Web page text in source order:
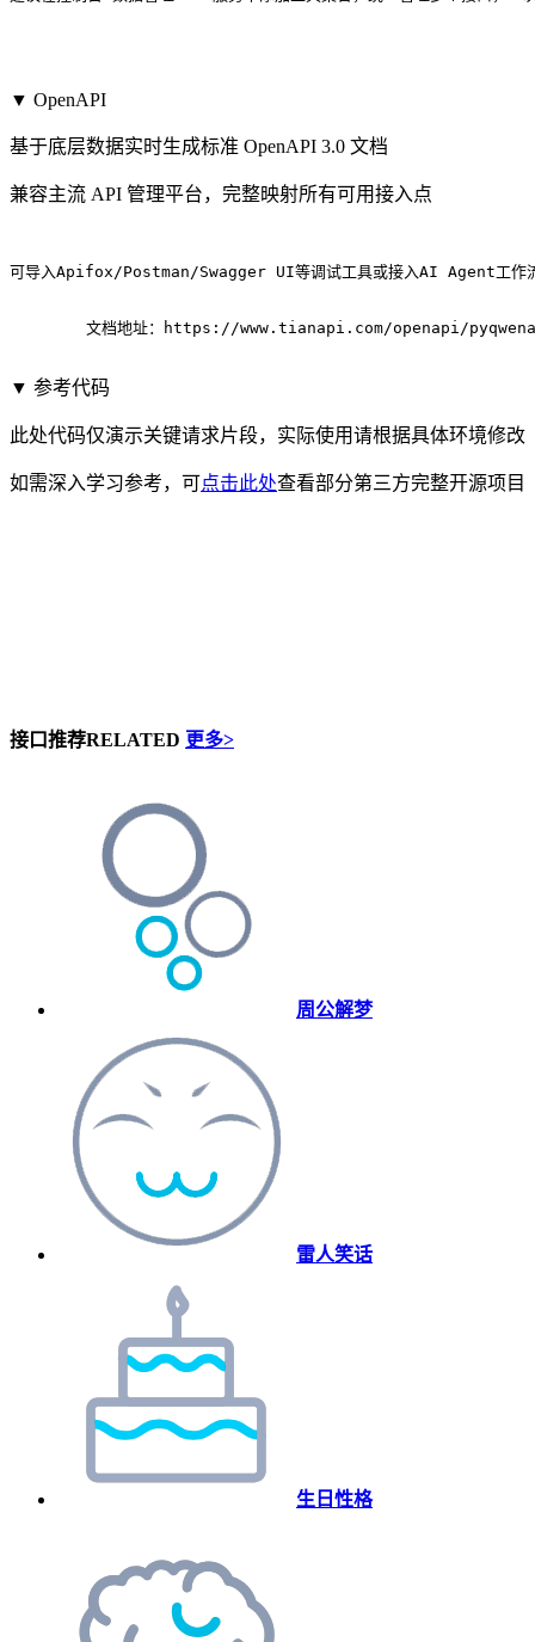
▼ OpenAPI
基于底层数据实时生成标准 OpenAPI 3.0 文档
兼容主流 API 管理平台，完整映射所有可用接入点
可导入Apifox/Postman/Swagger UI等调试工具或接入AI Agent工作
	文档地址：
https://www.tianapi.com/openapi/
▼ 参考代码
此处代码仅演示关键请求片段，实际使用请根据具体环境修改
如需深入学习参考，可点击此处查看部分第三方完整开源项目
接口推荐RELATED 更多>
周公解梦
雷人笑话
生日性格